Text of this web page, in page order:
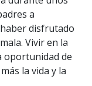
a
disfrutado
Vivir en la
oportunidad de
la vida y la